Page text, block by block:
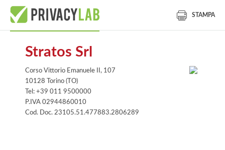
STAMPA
Stratos Srl
Corso Vittorio Emanuele II, 107
10128 Torino (TO)
Tel: +39 011 9500000
P.IVA 02944860010
Cod. Doc. 23105.51.477883.2806289